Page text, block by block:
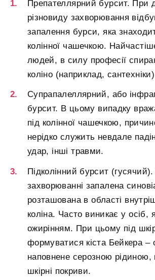
Препателлярний бурсит. При
різновиду захворювання
запалення бурси, яка
колінної чашечкою.
людей, в силу професії
коліно (наприклад,
Супрапалеллярний, або
бурсит. В цьому випадку
під колінної чашечкою,
нерідко служить невдале
удар, інші травми.
Підколінний бурсит
захворюванні запалена
розташована в області
коліна. Часто виникає у осіб,
ожирінням. При цьому під
формуватися кіста Бейкера –
наповнене серозною рідиною,
шкірні покриви.